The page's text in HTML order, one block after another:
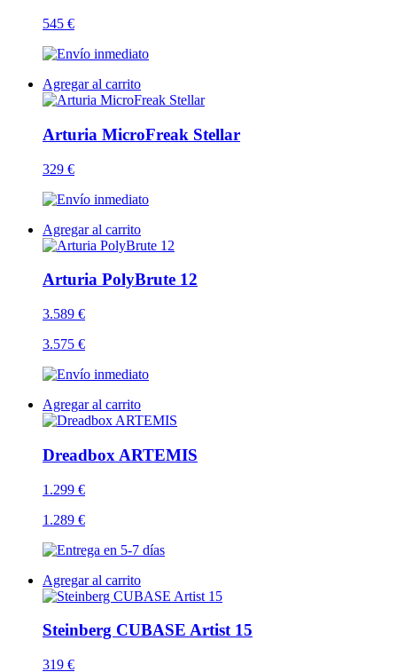
545 €
Agregar al carrito
Arturia MicroFreak Stellar
329 €
Agregar al carrito
Arturia PolyBrute 12
3.589 €
3.575 €
Agregar al carrito
Dreadbox ARTEMIS
1.299 €
1.289 €
Agregar al carrito
Steinberg CUBASE Artist 15
319 €